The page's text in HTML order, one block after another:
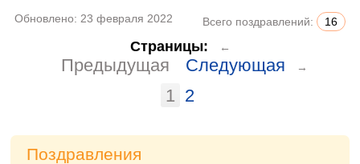
Обновлено: 23 февраля 2022 Всего поздравлений: 16
Страницы: ←
Предыдущая Следующая →
1 2
Поздравления